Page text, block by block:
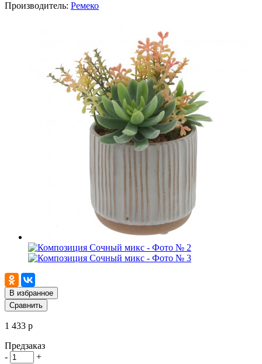
Производитель: Ремеко
В избранное
Сравнить
1 433 р
Предзаказ
-
+